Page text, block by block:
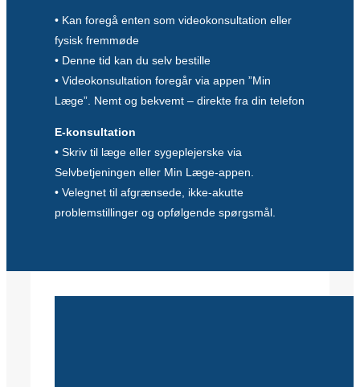
• Kan foregå enten som videokonsultation eller
fysisk fremmøde
• Denne tid kan du selv bestille
• Videokonsultation foregår via appen ”Min
Læge”. Nemt og bekvemt – direkte fra din telefon
E-konsultation
• Skriv til læge eller sygeplejerske via
Selvbetjeningen eller Min Læge-appen.
• Velegnet til afgrænsede, ikke-akutte
problemstillinger og opfølgende spørgsmål.